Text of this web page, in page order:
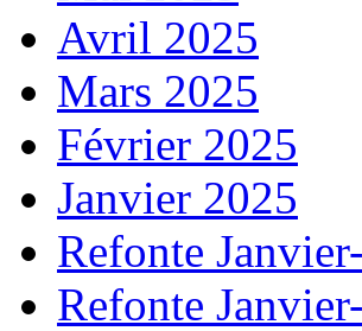
Avril 2025
Mars 2025
Février 2025
Janvier 2025
Refonte
Refonte